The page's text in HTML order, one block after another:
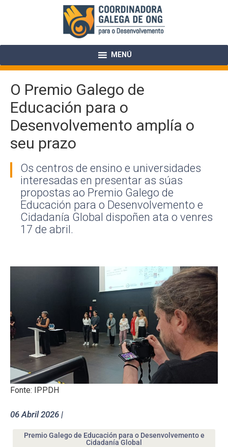
MENÚ
O Premio Galego de
Educación para o
Desenvolvemento amplía o
seu prazo
Os centros de ensino e universidades
interesadas en presentar as súas
propostas ao Premio Galego de
Educación para o Desenvolvemento e
Cidadanía Global dispoñen ata o venres
17 de abril.
Fonte: IPPDH
06 Abril 2026 |
Premio Galego de Educación para o Desenvolvemento e
Cidadanía Global